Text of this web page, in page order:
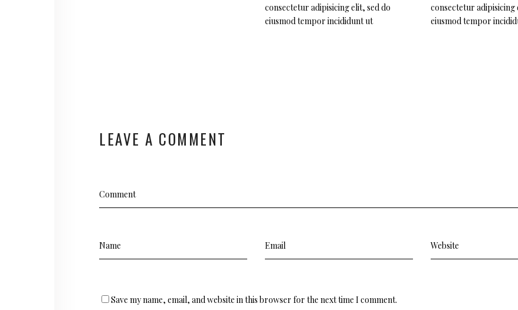
consectetur adipisicing elit, sed do
eiusmod tempor incididunt ut
consectetur adipisicing
eiusmod tempor
LEAVE A COMMENT
Save my name, email, and website in this browser for the next time I comment.